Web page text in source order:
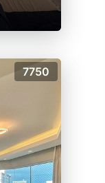
7750